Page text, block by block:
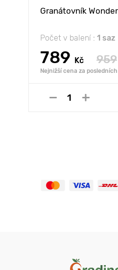
Granátovník
Počet v balení : 1 saz
789 Kč 959
Nejnižší cena za